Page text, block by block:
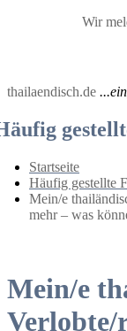
Wir
thailaendisch.de
Startseite
Häufig gestellte
Mein/e
mehr – was
Mein/e
Verlobte/